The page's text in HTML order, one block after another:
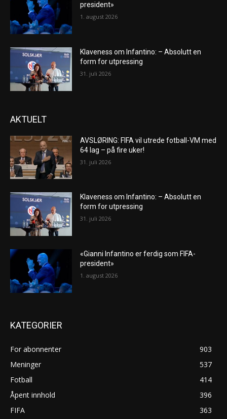
president»
1. august 2026
Klaveness om Infantino: – Absolutt en
form for utpressing
31. juli 2026
AKTUELT
AVSLØRING: FIFA vil utrede fotball-VM med
64 lag – på fire uker!
31. juli 2026
Klaveness om Infantino: – Absolutt en
form for utpressing
31. juli 2026
«Gianni Infantino er ferdig som FIFA-
president»
1. august 2026
KATEGORIER
For abonnenter
903
Meninger
537
Fotball
414
Åpent innhold
396
FIFA
363